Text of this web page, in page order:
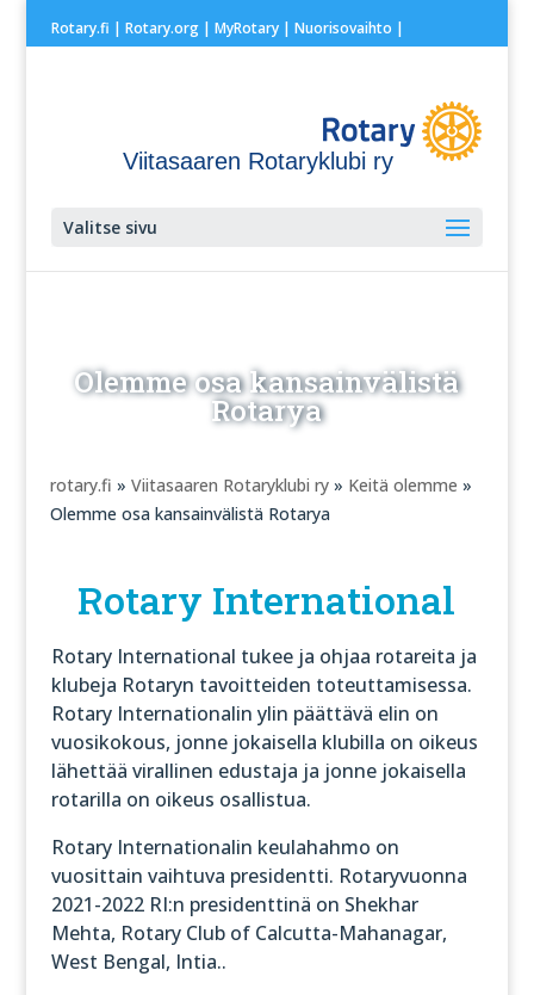
Rotary.fi | Rotary.org| MyRotary | Nuorisovaihto |
Viitasaaren Rotaryklubi ry
Valitse sivu
Olemme osa kansainvälistä
Rotarya
rotary.fi »Viitasaaren Rotaryklubi ry » Keitä olemme »
Olemme osa kansainvälistä Rotarya
Rotary International
Rotary International tukee ja ohjaa rotareita ja
klubeja Rotaryn tavoitteiden toteuttamisessa.
Rotary Internationalin ylin päättävä elin on
vuosikokous, jonne jokaisella klubilla on oikeus
lähettää virallinen edustaja ja jonne jokaisella
rotarilla on oikeus osallistua.
Rotary Internationalin keulahahmo on
vuosittain vaihtuva presidentti. Rotaryvuonna
2021-2022 RI:n presidenttinä on Shekhar
Mehta, Rotary Club of Calcutta-Mahanagar,
West Bengal, Intia..